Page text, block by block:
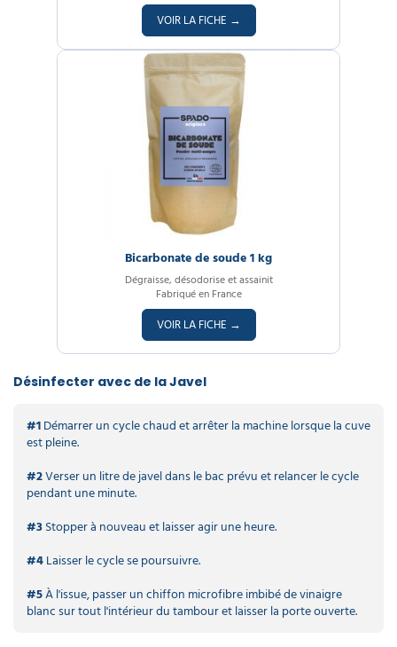
VOIR LA FICHE →
Bicarbonate de soude 1 kg
Dégraisse, désodorise et assainit
Fabriqué en France
VOIR LA FICHE →
Désinfecter avec de la Javel
#1Démarrer un cycle chaud et arrêter la machine lorsque la cuve
est pleine.
#2Verser un litre de javel dans le bac prévu et relancer le cycle
pendant une minute.
#3Stopper à nouveau et laisser agir une heure.
#4Laisser le cycle se poursuivre.
#5À l'issue, passer un chiffon microfibre imbibé de vinaigre
blanc sur tout l'intérieur du tambour et laisser la porte ouverte.